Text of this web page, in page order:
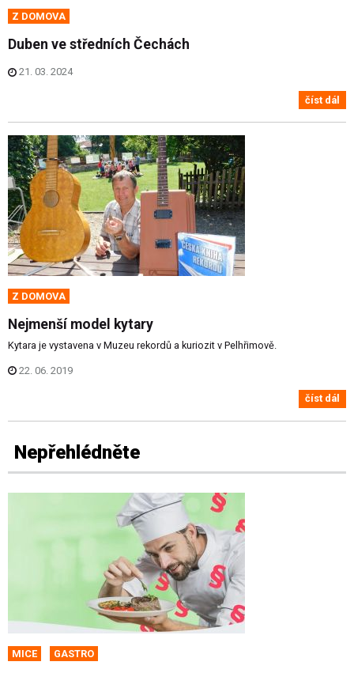
Z DOMOVA
Duben ve středních Čechách
21. 03. 2024
číst dál
Z DOMOVA
Nejmenší model kytary
Kytara je vystavena v Muzeu rekordů a kuriozit v Pelhřimově.
22. 06. 2019
číst dál
Nepřehlédněte
MICE GASTRO